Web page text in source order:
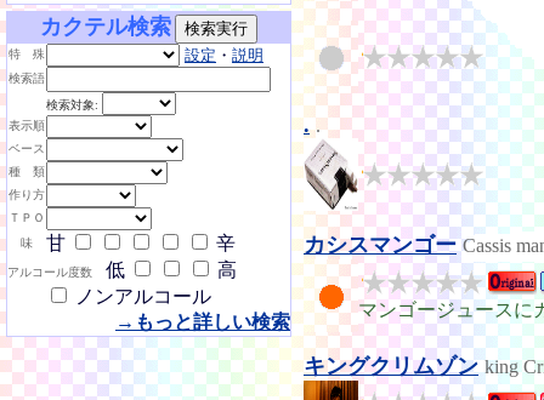
カクテル検索
特 殊 設定 ・ 説明
検索語
検索対象:
表示順
ベース
種 類
作り方
ＴＰＯ
味
甘 辛
アルコール度数 低
高
ノンアルコール
→もっと詳しい検索
. .
カシスマンゴー Cassis
マンゴージュースに
キングクリムゾン king